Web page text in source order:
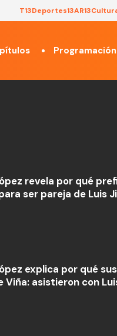
T13Deportes13AR13
Programación
revela por qué
ser pareja de Luis
explica por qué
Viña: asistieron con